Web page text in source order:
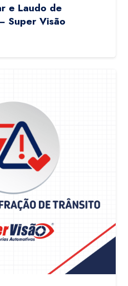
e Laudo de
Super Visão